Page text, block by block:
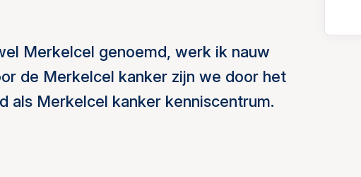
Merkelcel genoemd, werk ik nauw
de Merkelcel kanker zijn we door het
als Merkelcel kanker kenniscentrum.